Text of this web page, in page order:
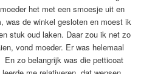
het met een smoesje uit en
was de winkel gesloten en moest ik
stuk oud laken. Daar zou ik net zo
vond moeder. Er was helemaal
zo belangrijk was die petticoat